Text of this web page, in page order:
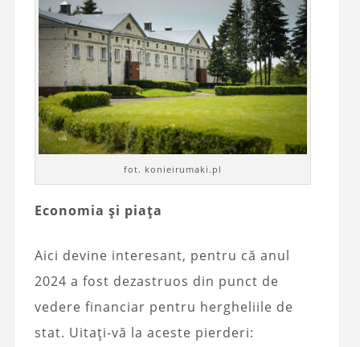
fot. konieirumaki.pl
Economia și piața
Aici devine interesant, pentru că anul
2024 a fost dezastruos din punct de
vedere financiar pentru hergheliile de
stat. Uitați-vă la aceste pierderi: